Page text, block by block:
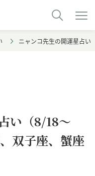
ニャンコ先生の開運星占
い（8/18～
双子座、蟹座